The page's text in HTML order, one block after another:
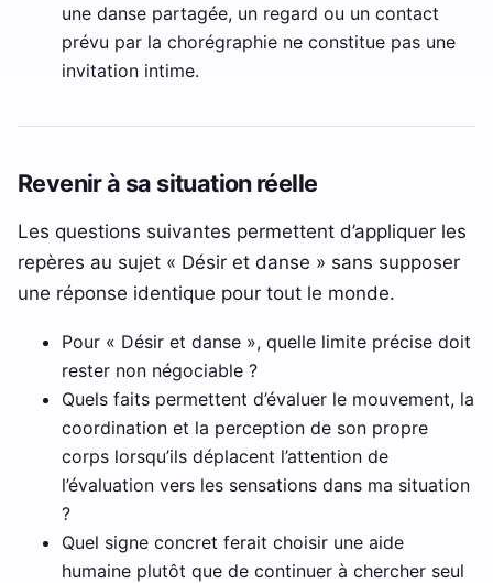
une danse partagée, un regard ou un contact
prévu par la chorégraphie ne constitue pas une
invitation intime.
Revenir à sa situation réelle
Les questions suivantes permettent d’appliquer les
repères au sujet « Désir et danse » sans supposer
une réponse identique pour tout le monde.
Pour « Désir et danse », quelle limite précise doit
rester non négociable ?
Quels faits permettent d’évaluer le mouvement, la
coordination et la perception de son propre
corps lorsqu’ils déplacent l’attention de
l’évaluation vers les sensations dans ma situation
?
Quel signe concret ferait choisir une aide
humaine plutôt que de continuer à chercher seul